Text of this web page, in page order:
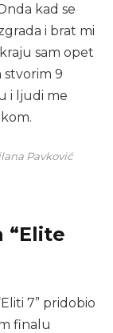
kad se
i brat mi
sam opet
stvorim 9
i ljudi me
Pavković
“Elite
7” pridobio
finalu